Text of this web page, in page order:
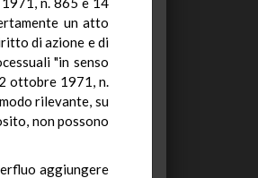
un atto
di azione e di
"in senso
ottobre 1971, n.
rilevante, su
non possono
aggiungere